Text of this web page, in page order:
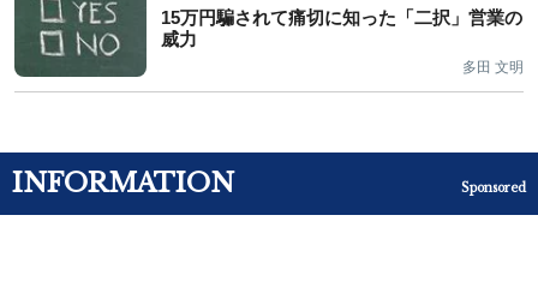
15万円騙されて痛切に知った「二択」営業の
威力
多田 文明
INFORMATION Sponsored